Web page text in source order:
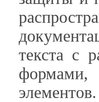
текста с
формами,
элементов.